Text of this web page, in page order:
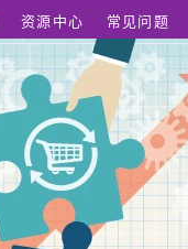
资源中心 常见问题